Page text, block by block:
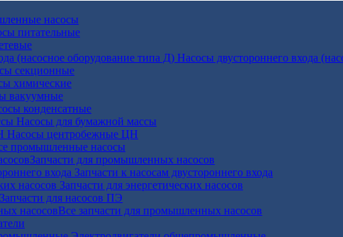
насосы
питательные
Насосы двустороннего входа
секционные
химические
вакуумные
конденсатные
Насосы для бумажной массы
Насосы центробежные ЦН
промышленные насосы
Запчасти для промышленных насосов
Запчасти к насосам двустороннего входа
Запчасти для энергетических насосов
Запчасти для насосов ПЭ
Все запчасти для промышленных насосов